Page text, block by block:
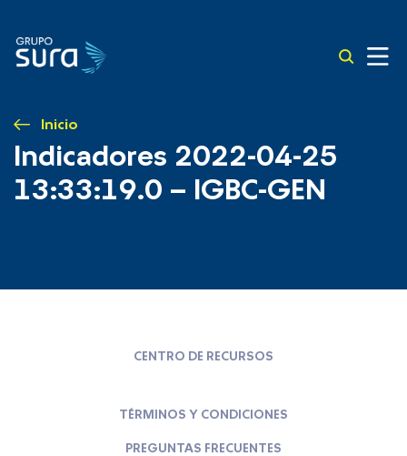
Inicio
Indicadores 2022-04-25
13:33:19.0 – IGBC-GEN
CENTRO DE RECURSOS
TÉRMINOS Y CONDICIONES
PREGUNTAS FRECUENTES